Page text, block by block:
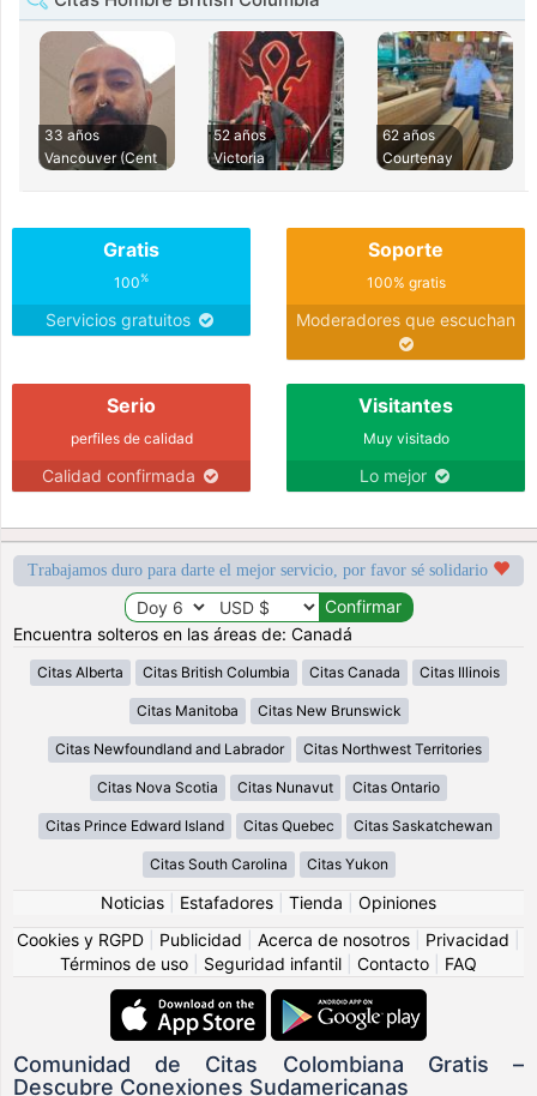
33 años
Vancouver (Cent
52 años
Victoria
62 años
Courtenay
Gratis
100%
Servicios gratuitos
Soporte
100% gratis
Moderadores que escuchan
Serio
perfiles de calidad
Calidad confirmada
Visitantes
Muy visitado
Lo mejor
Trabajamos duro para darte el mejor servicio, por favor sé solidario
Encuentra solteros en las áreas de: Canadá
Citas Alberta Citas British Columbia Citas Canada Citas Illinois
Citas Manitoba Citas New Brunswick
Citas Newfoundland and Labrador Citas Northwest Territories
Citas Nova Scotia Citas Nunavut Citas Ontario
Citas Prince Edward Island Citas Quebec Citas Saskatchewan
Citas South Carolina Citas Yukon
Noticias Estafadores Tienda
Opiniones
Cookies y RGPD
Publicidad Acerca de nosotros Privacidad
Términos de uso
Seguridad infantil Contacto FAQ
Comunidad de Citas Colombiana Gratis –
Descubre Conexiones Sudamericanas